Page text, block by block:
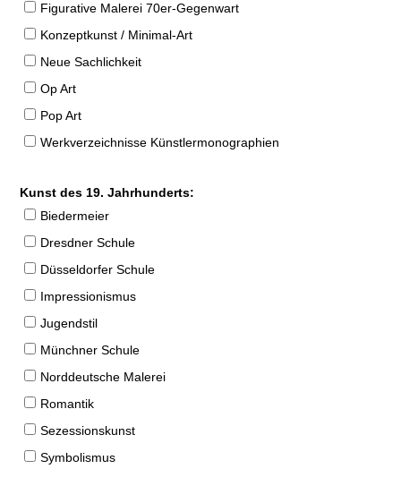
Figurative Malerei 70er-Gegenwart
Konzeptkunst / Minimal-Art
Neue Sachlichkeit
Op Art
Pop Art
Werkverzeichnisse Künstlermonographien
Kunst des 19. Jahrhunderts:
Biedermeier
Dresdner Schule
Düsseldorfer Schule
Impressionismus
Jugendstil
Münchner Schule
Norddeutsche Malerei
Romantik
Sezessionskunst
Symbolismus